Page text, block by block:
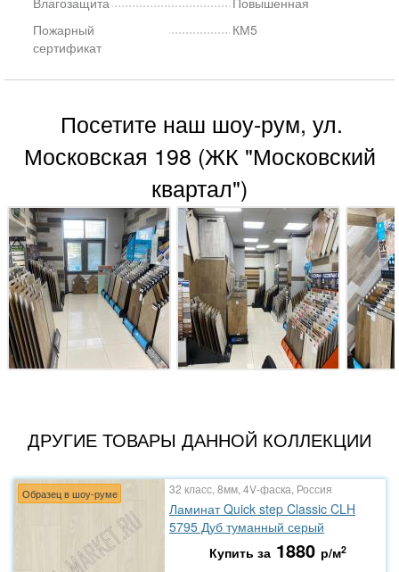
Пожарный
сертификат
КМ5
Посетите наш шоу-рум, ул.
Московская 198 (ЖК "Московский
квартал")
ДРУГИЕ ТОВАРЫ ДАННОЙ КОЛЛЕКЦИИ
Образец в шоу-руме 32 класс, 8мм, 4V-фаска, Россия
Ламинат Quick step Classic CLH
5795 Дуб туманный серый
Купить за 1880 р/м2